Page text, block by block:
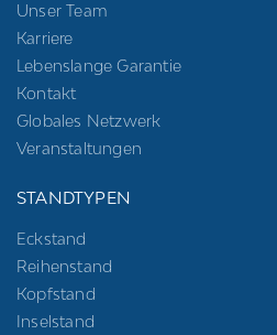
Unser Team
Karriere
Lebenslange Garantie
Kontakt
Globales Netzwerk
Veranstaltungen
STANDTYPEN
Eckstand
Reihenstand
Kopfstand
Inselstand